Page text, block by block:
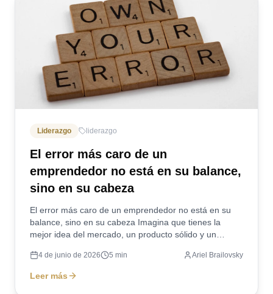
Liderazgo liderazgo
El error más caro de un
emprendedor no está en su balance,
sino en su cabeza
El error más caro de un emprendedor no está en su
balance, sino en su cabeza Imagina que tienes la
mejor idea del mercado, un producto sólido y un
4 de junio de 2026 5 min Ariel Brailovsky
Leer más